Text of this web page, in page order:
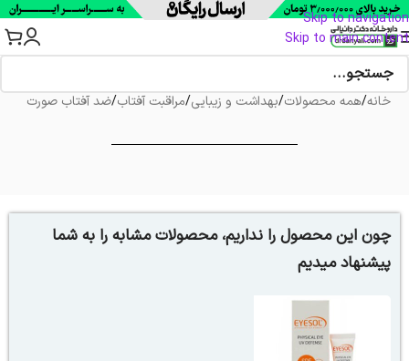
Skip to navigation
Skip to main content
خانه/همه محصولات/بهداشت و زیبایی/مراقبت آفتاب/ضد آفتاب صورت
چون این محصول را نداریم، محصولات مشابه را به شما
پیشنهاد میدیم